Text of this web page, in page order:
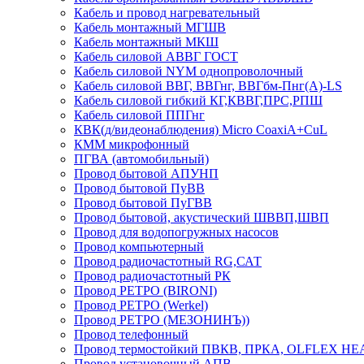
Кабель и провод нагревательный
Кабель монтажный МГШВ
Кабель монтажный МКШ
Кабель силовой АВВГ ГОСТ
Кабель силовой NYM однопроволочный
Кабель силовой ВВГ, ВВГнг, ВВГбм-Пнг(А)-LS
Кабель силовой гибкий КГ,КВВГ,ПРС,РПШ
Кабель силовой ППГнг
КВК(д/видеонаблюдения) Micro CoaxiA+CuL
КММ микрофонный
ПГВА (автомобильный)
Провод бытовой АПУНП
Провод бытовой ПуВВ
Провод бытовой ПуГВВ
Провод бытовой, акустический ШВВП,ШВП
Провод для водопогружных насосов
Провод компьютерный
Провод радиочастотный RG,САТ
Провод радиочастотный РК
Провод РЕТРО (BIRONI)
Провод РЕТРО (Werkel)
Провод РЕТРО (МЕЗОНИНЪ))
Провод телефонный
Провод термостойкий ПВКВ, ПРКА, OLFLEX